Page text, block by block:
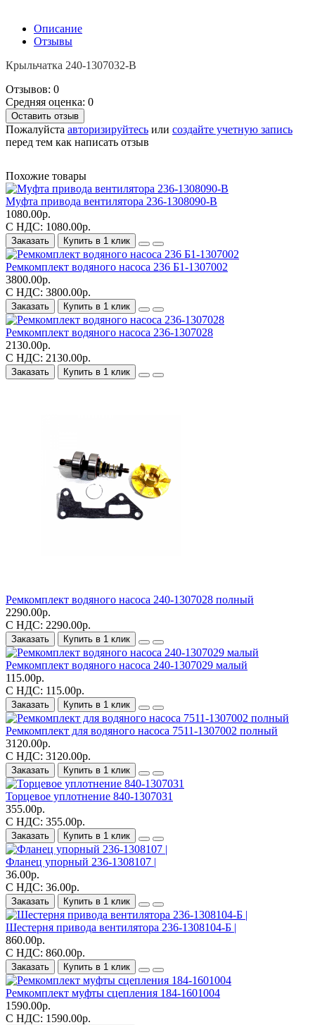
Описание
Отзывы
Крыльчатка 240-1307032-В
Отзывов: 0
Средняя оценка: 0
Оставить отзыв
Пожалуйста авторизируйтесь или создайте учетную запись
перед тем как написать отзыв
Похожие товары
Муфта привода вентилятора 236-1308090-В
1080.00р.
С НДС: 1080.00р.
Заказать Купить в 1 клик
Ремкомплект водяного насоса 236 Б1-1307002
3800.00р.
С НДС: 3800.00р.
Заказать Купить в 1 клик
Ремкомплект водяного насоса 236-1307028
2130.00р.
С НДС: 2130.00р.
Заказать Купить в 1 клик
Ремкомплект водяного насоса 240-1307028 полный
2290.00р.
С НДС: 2290.00р.
Заказать Купить в 1 клик
Ремкомплект водяного насоса 240-1307029 малый
115.00р.
С НДС: 115.00р.
Заказать Купить в 1 клик
Ремкомплект для водяного насоса 7511-1307002 полный
3120.00р.
С НДС: 3120.00р.
Заказать Купить в 1 клик
Торцевое уплотнение 840-1307031
355.00р.
С НДС: 355.00р.
Заказать Купить в 1 клик
Фланец упорный 236-1308107 |
36.00р.
С НДС: 36.00р.
Заказать Купить в 1 клик
Шестерня привода вентилятора 236-1308104-Б |
860.00р.
С НДС: 860.00р.
Заказать Купить в 1 клик
Ремкомплект муфты сцепления 184-1601004
1590.00р.
С НДС: 1590.00р.